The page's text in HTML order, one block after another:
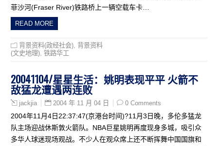
菲沙河(Fraser River)铁路桥上一辆空载车卡…
READ MORE
背景资料(政经社会) 背景资料
(文史地理) ,铁路华工
20041104/星星生活：姚明表现平平 火箭不
敌猛龙遭遇两连败
jackjia 2004 年 11 月 04 日 0 Comments
2004年11月4日22:37:47(京港台时间)?11月3日晚，多伦多猛龙
队主场迎战休斯敦火箭队。NBA巨星姚明再度现身多城，吸引众
多华人球迷现场观战。不少人在观众席上还不断挥舞中国国旗和